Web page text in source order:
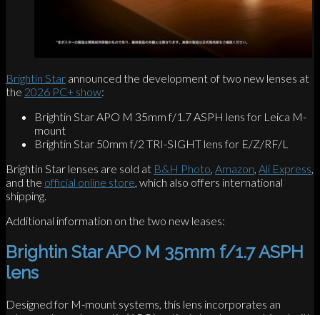
Brightin Star announced the development of two new lenses at
the 2026 PC+ show:
Brightin Star APO M 35mm f/1.7 ASPH lens for Leica M-
mount
Brightin Star 50mm f/2 TRI-SIGHT lens for E/Z/RF/L
Brightin Star lenses are sold at B&H Photo, Amazon, Ali Express,
and the official online store, which also offers international
shipping.
Additional information on the two new leases:
Brightin Star APO M 35mm f/1.7 ASPH
lens
Designed for M-mount systems, this lens incorporates an